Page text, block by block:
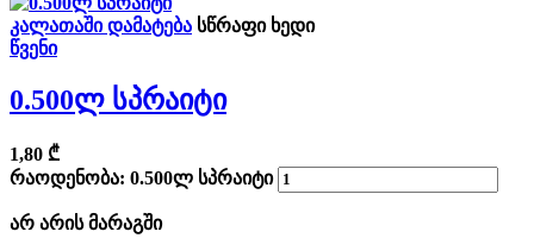
კალათაში დამატება სწრაფი ხედი
წვენი
0.500ლ Სპრაიტი
1,80 ₾
რაოდენობა: 0.500ლ სპრაიტი
არ არის მარაგში